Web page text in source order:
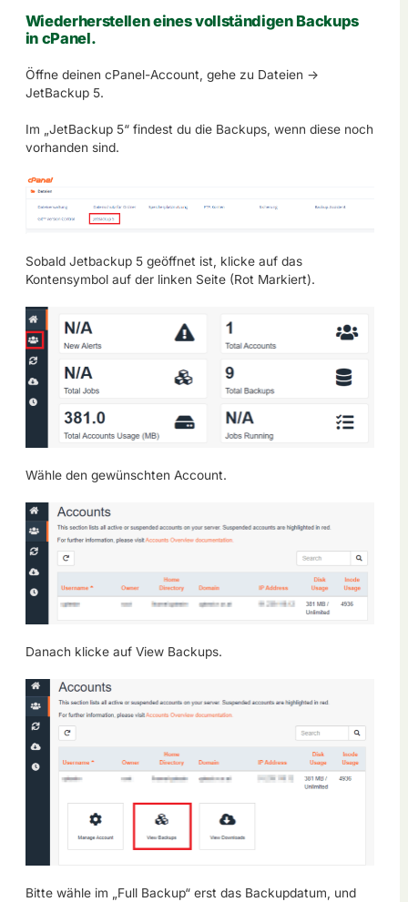
Wiederherstellen eines vollständigen Backups
in cPanel.
Öffne deinen cPanel-Account, gehe zu Dateien ->
JetBackup 5.
Im „JetBackup 5“ findest du die Backups, wenn diese noch
vorhanden sind.
Sobald Jetbackup 5 geöffnet ist, klicke auf das
Kontensymbol auf der linken Seite (Rot Markiert).
Wähle den gewünschten Account.
Danach klicke auf View Backups.
Bitte wähle im „Full Backup“ erst das Backupdatum, und